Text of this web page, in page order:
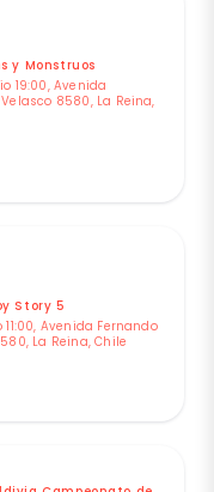
y Monstruos
19:00, Avenida
8580, La Reina,
Story 5
Avenida Fernando
La Reina, Chile